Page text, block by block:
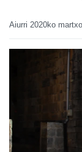
Aiurri 2020ko